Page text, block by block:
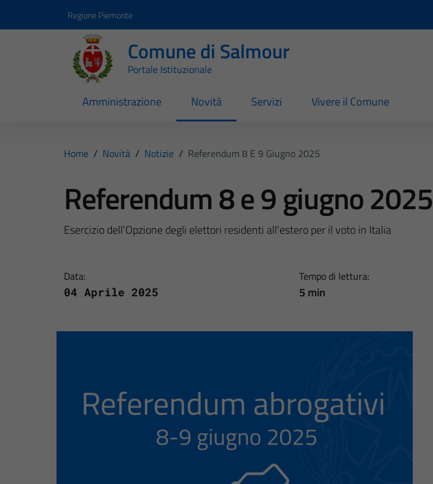
Regione Piemonte
Comune di Salmour
Portale Istituzionale
Amministrazione Novità Servizi Vivere il Comune
Home / Novità / Notizie / Referendum 8 E 9 Giugno 2025
Referendum 8 e 9 giugno 2025
Esercizio dell'Opzione degli elettori residenti all'estero per il voto in Italia
Data:
04 Aprile 2025
Tempo di lettura:
5 min